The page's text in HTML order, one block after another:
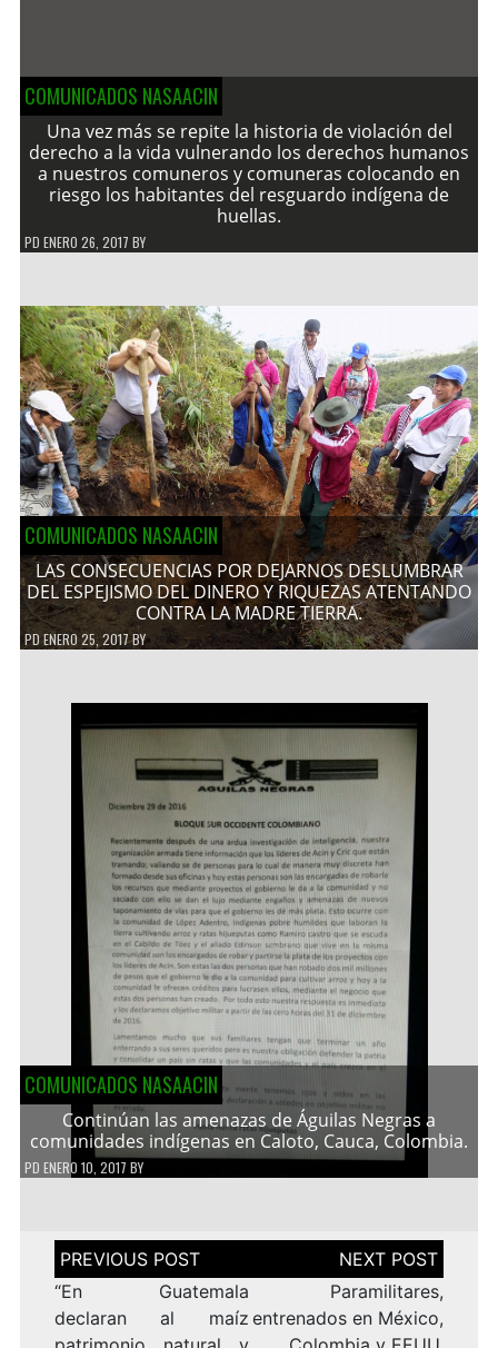
COMUNICADOS NASAACIN
Una vez más se repite la historia de violación del
derecho a la vida vulnerando los derechos humanos
a nuestros comuneros y comuneras colocando en
riesgo los habitantes del resguardo indígena de
huellas.
PD ENERO 26, 2017 BY
COMUNICADOS NASAACIN
LAS CONSECUENCIAS POR DEJARNOS DESLUMBRAR
DEL ESPEJISMO DEL DINERO Y RIQUEZAS ATENTANDO
CONTRA LA MADRE TIERRA.
PDENERO 25, 2017BY
COMUNICADOS NASAACIN
Continúan las amenazas de Águilas Negras a
comunidades indígenas en Caloto, Cauca, Colombia.
PD ENERO 10, 2017 BY
Navegación
de
entradas
“En Guatemala
declaran al maíz
Paramilitares,
entrenados en México,